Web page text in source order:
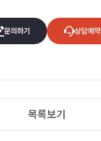
문의하기 상담예약
목록보기